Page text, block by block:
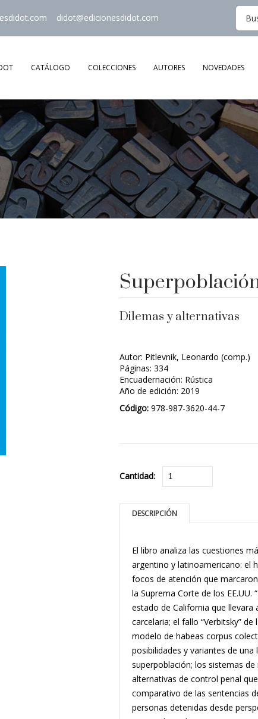
didot@edicionesdidot.com
CATÁLOGO COLECCIONES AUTORES NOVEDADES
Dilemas y alternativas
Autor: Pitlevnik, Leonardo (comp.)
Páginas: 334
Encuadernación: Rústica
Año de edición: 2019
Código: 978-987-3620-44-7
Cantidad:
DESCRIPCIÓN
El libro analiza las cuestiones
argentino y latinoamericano: el
focos de atención que
la Suprema Corte de los EE.UU.
estado de California que llevara
carcelaria; el fallo “Verbitsky”
modelo de habeas corpus
posibilidades y variantes de
superpoblación; los sistemas
alternativas de control penal
comparativo de las sentencias
personas detenidas desde